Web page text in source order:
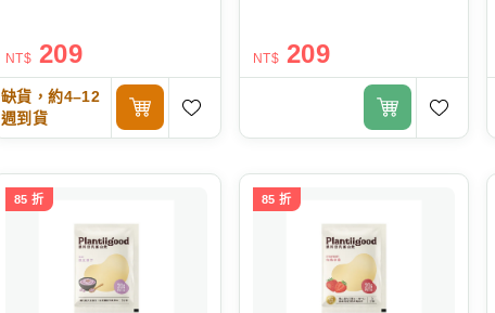
NT$ 209
缺貨，約4–12
週到貨
NT$ 209
85 折 85 折